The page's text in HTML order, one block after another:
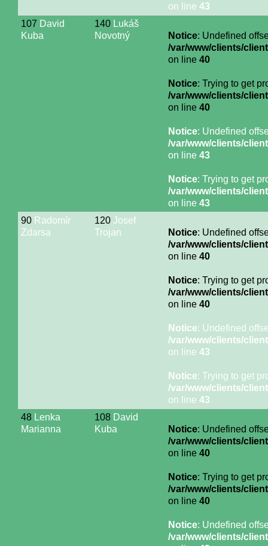
on line 43
107 David
Kuba
140 Lukáš
Novotný
Notice: Undefined
/var/www/clients/
on line 40
Notice: Trying to get
/var/www/clients/
on line 40
Notice: Undefined
/var/www/clients/
on line 43
Notice: Trying to get
/var/www/clients/
on line 43
90 Radomír
Zdarsa
120 Josef
Trojan
Notice: Undefined
/var/www/clients/
on line 40
Notice: Trying to get
/var/www/clients/
on line 40
Notice: Undefined
/var/www/clients/
on line 43
Notice: Trying to get
/var/www/clients/
on line 43
48 Lenka
Marianna
108 David
Kuba
Notice: Undefined
/var/www/clients/
on line 40
Notice: Trying to get
/var/www/clients/
on line 40
Notice: Undefined
/var/www/clients/